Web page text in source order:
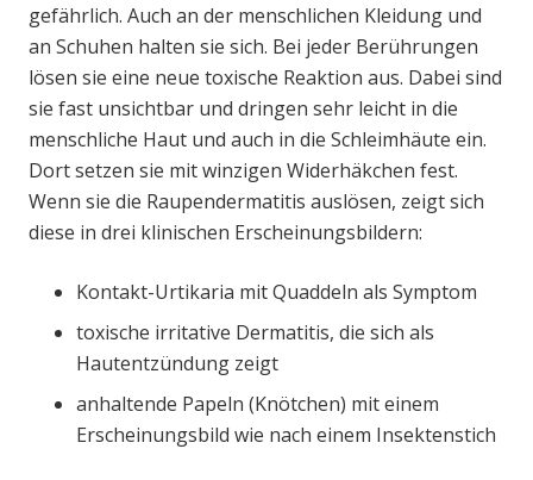
gefährlich. Auch an der menschlichen Kleidung und
an Schuhen halten sie sich. Bei jeder Berührungen
lösen sie eine neue toxische Reaktion aus. Dabei sind
sie fast unsichtbar und dringen sehr leicht in die
menschliche Haut und auch in die Schleimhäute ein.
Dort setzen sie mit winzigen Widerhäkchen fest.
Wenn sie die Raupendermatitis auslösen, zeigt sich
diese in drei klinischen Erscheinungsbildern:
Kontakt-Urtikaria mit Quaddeln als Symptom
toxische irritative Dermatitis, die sich als
Hautentzündung zeigt
anhaltende Papeln (Knötchen) mit einem
Erscheinungsbild wie nach einem Insektenstich